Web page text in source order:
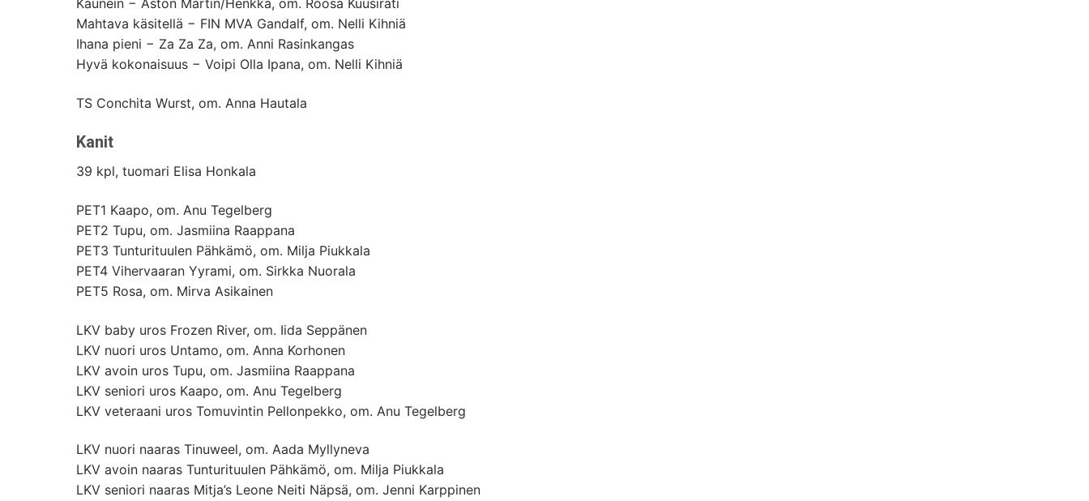
Kaunein − Aston Martin/Henkka, om. Roosa Kuusirati
Mahtava käsitellä − FIN MVA Gandalf, om. Nelli Kihniä
Ihana pieni − Za Za Za, om. Anni Rasinkangas
Hyvä kokonaisuus − Voipi Olla Ipana, om. Nelli Kihniä
TS Conchita Wurst, om. Anna Hautala
Kanit
39 kpl, tuomari Elisa Honkala
PET1 Kaapo, om. Anu Tegelberg
PET2 Tupu, om. Jasmiina Raappana
PET3 Tunturituulen Pähkämö, om. Milja Piukkala
PET4 Vihervaaran Yyrami, om. Sirkka Nuorala
PET5 Rosa, om. Mirva Asikainen
LKV baby uros Frozen River, om. Iida Seppänen
LKV nuori uros Untamo, om. Anna Korhonen
LKV avoin uros Tupu, om. Jasmiina Raappana
LKV seniori uros Kaapo, om. Anu Tegelberg
LKV veteraani uros Tomuvintin Pellonpekko, om. Anu Tegelberg
LKV nuori naaras Tinuweel, om. Aada Myllyneva
LKV avoin naaras Tunturituulen Pähkämö, om. Milja Piukkala
LKV seniori naaras Mitja’s Leone Neiti Näpsä, om. Jenni Karppinen